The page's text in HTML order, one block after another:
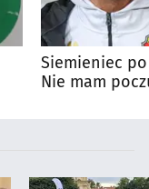
Siemieniec
Nie mam